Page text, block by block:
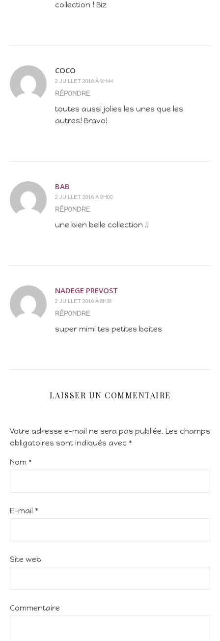
collection ! Biz
COCO
2 JUILLET 2016 À 9H44
RÉPONDRE
toutes aussi jolies les unes que les
autres! Bravo!
BAB
2 JUILLET 2016 À 9H00
RÉPONDRE
une bien belle collection !!
NADEGE PREVOST
2 JUILLET 2016 À 8H39
RÉPONDRE
super mimi tes petites boites
LAISSER UN COMMENTAIRE
Votre adresse e-mail ne sera pas publiée. Les champs
obligatoires sont indiqués avec *
Nom *
E-mail *
Site web
Commentaire